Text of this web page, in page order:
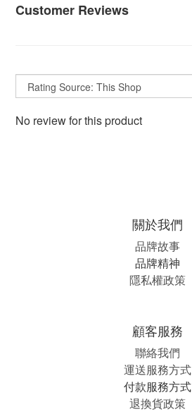
Customer Reviews
No review for this product
關於我們
品牌故事
品牌精神
隱私權政策
顧客服務
聯絡我們
運送服務方式
付款服務方式
退換貨政策